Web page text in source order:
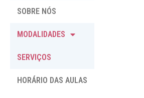
SOBRE NÓS
MODALIDADES
SERVIÇOS
HORÁRIO DAS AULAS